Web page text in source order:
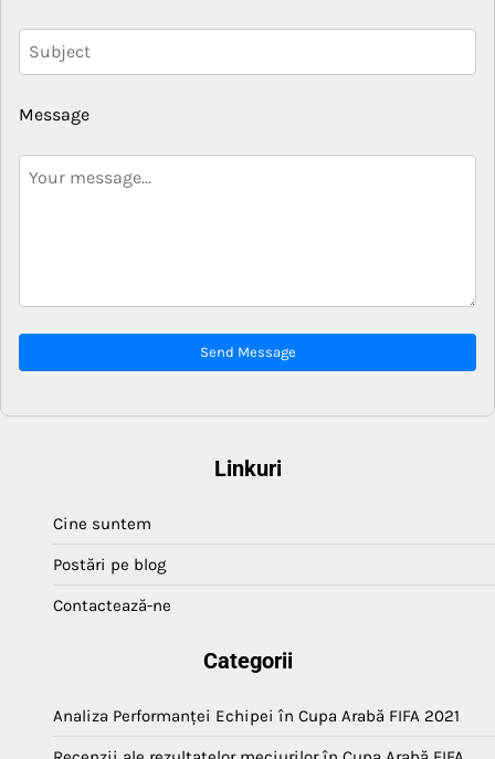
Message
Send Message
Linkuri
Cine suntem
Postări pe blog
Contactează-ne
Categorii
Analiza Performanței Echipei în Cupa Arabă FIFA 2021